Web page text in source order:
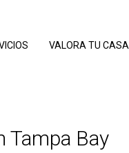
VALORA TU CASA
Tampa Bay